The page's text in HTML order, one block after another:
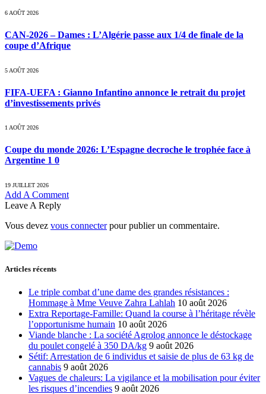
6 AOÛT 2026
CAN-2026 – Dames : L’Algérie passe aux 1/4 de finale de la
coupe d’Afrique
5 AOÛT 2026
FIFA-UEFA : Gianno Infantino annonce le retrait du projet
d’investissements privés
1 AOÛT 2026
Coupe du monde 2026: L’Espagne decroche le trophée face à
Argentine 1 0
19 JUILLET 2026
Add A Comment
Leave A Reply
Vous devez vous connecterpour publier un commentaire.
Articles récents
Le triple combat d’une dame des grandes résistances :
Hommage à Mme Veuve Zahra Lahlah 10 août 2026
Extra Reportage-Famille: Quand la course à l’héritage révèle
l’opportunisme humain 10 août 2026
Viande blanche : La société Agrolog annonce le déstockage
du poulet congelé à 350 DA/kg 9 août 2026
Sétif: Arrestation de 6 individus et saisie de plus de 63 kg de
cannabis 9 août 2026
Vagues de chaleurs: La vigilance et la mobilisation pour éviter
les risques d’incendies 9 août 2026